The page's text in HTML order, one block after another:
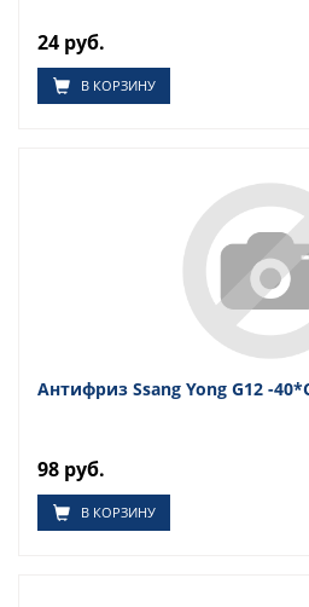
24 руб.
В КОРЗИНУ
Антифриз Ssang Yong G12 -
98 руб.
В КОРЗИНУ